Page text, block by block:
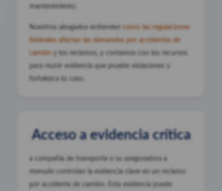
mantenimiento.
Nuestros abogados entienden
cómo las regulaciones
federales afectan las demandas por accidentes de
camión
y los reclamos, y contamos con los recursos
para reunir evidencia que pruebe violaciones y
fortalezca tu caso.
Acceso a evidencia crítica
a compañía de transporte o su aseguradora a
menudo controlan la evidencia clave en un reclamo
por accidente de camión. Esta evidencia puede